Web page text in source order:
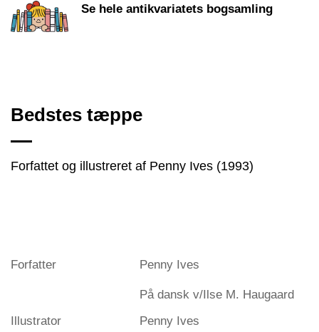
Se hele antikvariatets bogsamling
Bedstes tæppe
Forfattet og illustreret af Penny Ives (1993)
Forfatter Penny Ives
På dansk v/Ilse M. Haugaard
Illustrator
Penny Ives